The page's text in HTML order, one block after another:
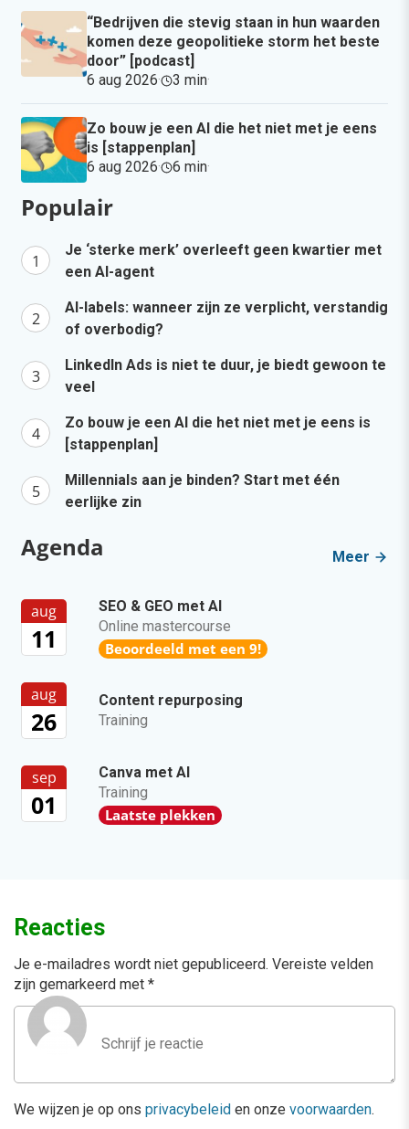
“Bedrijven die stevig staan in hun waarden
komen deze geopolitieke storm het beste
door” [podcast]
6 aug 2026· 3 min·
Zo bouw je een AI die het niet met je eens
is [stappenplan]
6 aug 2026· 6 min·
Populair
Je ‘sterke merk’ overleeft geen kwartier met
een AI-agent
AI-labels: wanneer zijn ze verplicht, verstandig
of overbodig?
LinkedIn Ads is niet te duur, je biedt gewoon te
veel
Zo bouw je een AI die het niet met je eens is
[stappenplan]
Millennials aan je binden? Start met één
eerlijke zin
Agenda Meer
aug
11
SEO & GEO met AI
Online mastercourse
Beoordeeld met een 9!
aug
26
Content repurposing
Training
sep
01
Canva met AI
Training
Laatste plekken
Reacties
Je e-mailadres wordt niet gepubliceerd. Vereiste velden
zijn gemarkeerd met *
We wijzen je op ons privacybeleid en onze voorwaarden.